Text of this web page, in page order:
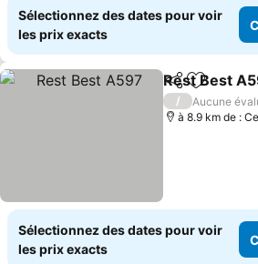
Sélectionnez des dates pour voir
les prix exacts
PartagerAjouter
Rest Best
/
Aucune
à 8.9 km de :
Sélectionnez des dates pour voir
les prix exacts